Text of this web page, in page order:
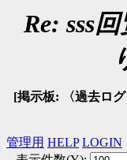
Re: sss
[掲示板: 〈過去ロ
管理用 HELP LOGIN